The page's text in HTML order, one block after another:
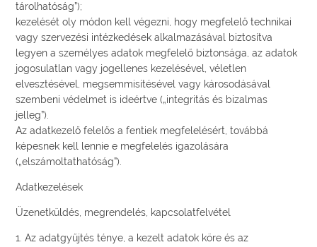
tárolhatóság”);
kezelését oly módon kell végezni, hogy megfelelő technikai
vagy szervezési intézkedések alkalmazásával biztosítva
legyen a személyes adatok megfelelő biztonsága, az adatok
jogosulatlan vagy jogellenes kezelésével, véletlen
elvesztésével, megsemmisítésével vagy károsodásával
szembeni védelmet is ideértve („integritás és bizalmas
jelleg”).
Az adatkezelő felelős a fentiek megfelelésért, továbbá
képesnek kell lennie e megfelelés igazolására
(„elszámoltathatóság”).
Adatkezelések
Üzenetküldés, megrendelés, kapcsolatfelvétel
1. Az adatgyűjtés ténye, a kezelt adatok köre és az